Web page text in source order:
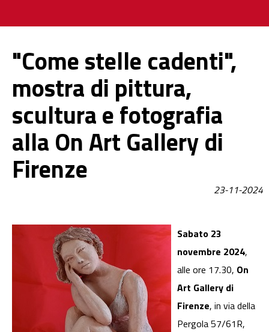
"Come stelle cadenti",
mostra di pittura,
scultura e fotografia
alla On Art Gallery di
Firenze
23-11-2024
Sabato 23
novembre 2024,
alle ore 17.30, On
Art Gallery di
Firenze, in via della
Pergola 57/61R,